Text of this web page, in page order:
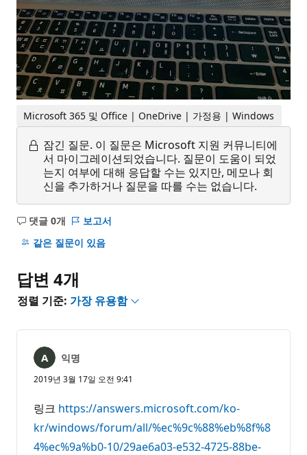
Microsoft 365 및 Office | OneDrive | 가정용 | Windows
잠긴 질문. 이 질문은 Microsoft 지원 커뮤니티에
서 마이그레이션되었습니다. 질문이 도움이 되었
는지 여부에 대해 응답할 수는 있지만, 메모나 회
신을 추가하거나 질문을 따를 수는 없습니다.
댓글 0개
설
명
음
보고서
같은 질문이 있음
답변 4개
정렬 기준: 가장 유용함
익명
2019년 3월 17일 오전 9:41
링크 https://answers.microsoft.com/ko-
kr/windows/forum/all/%ec%9c%88%eb%8f%8
4%ec%9a%b0-10/29ae6a03-e532-4725-88be-